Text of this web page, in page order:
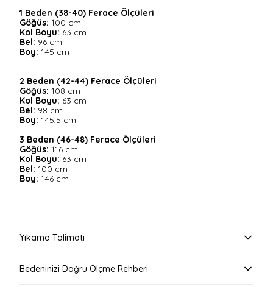
1 Beden (38-40) Ferace Ölçüleri
Göğüs: 100 cm
Kol Boyu: 63 cm
Bel: 96 cm
Boy: 145 cm
2 Beden (42-44) Ferace Ölçüleri
Göğüs: 108 cm
Kol Boyu: 63 cm
Bel: 98 cm
Boy: 145,5 cm
3 Beden (46-48) Ferace Ölçüleri
Göğüs: 116 cm
Kol Boyu: 63 cm
Bel: 100 cm
Boy: 146 cm
Yıkama Talimatı
Bedeninizi Doğru Ölçme Rehberi